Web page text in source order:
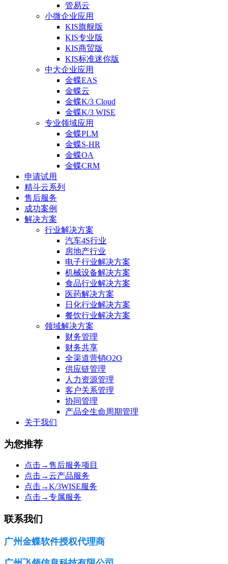
管易云
小微企业应用
KIS旗舰版
KIS专业版
KIS商贸版
KIS标准迷你版
中大企业应用
金蝶EAS
金蝶云
金蝶K/3 Cloud
金蝶K/3 WISE
专业领域应用
金蝶PLM
金蝶S-HR
金蝶OA
金蝶CRM
申请试用
精斗云系列
售后服务
成功案例
解决方案
行业解决方案
汽车4S行业
房地产行业
电子行业解决方案
机械设备解决方案
食品行业解决方案
医药解决方案
日化行业解决方案
餐饮行业解决方案
领域解决方案
财务管理
财务共享
全渠道营销O2O
供应链管理
人力资源管理
客户关系管理
协同管理
产品全生命周期管理
关于我们
为您推荐
点击→售后服务项目
点击→云产品服务
点击→K/3WISE服务
点击→专属服务
联系我们
广州金蝶软件授权代理商